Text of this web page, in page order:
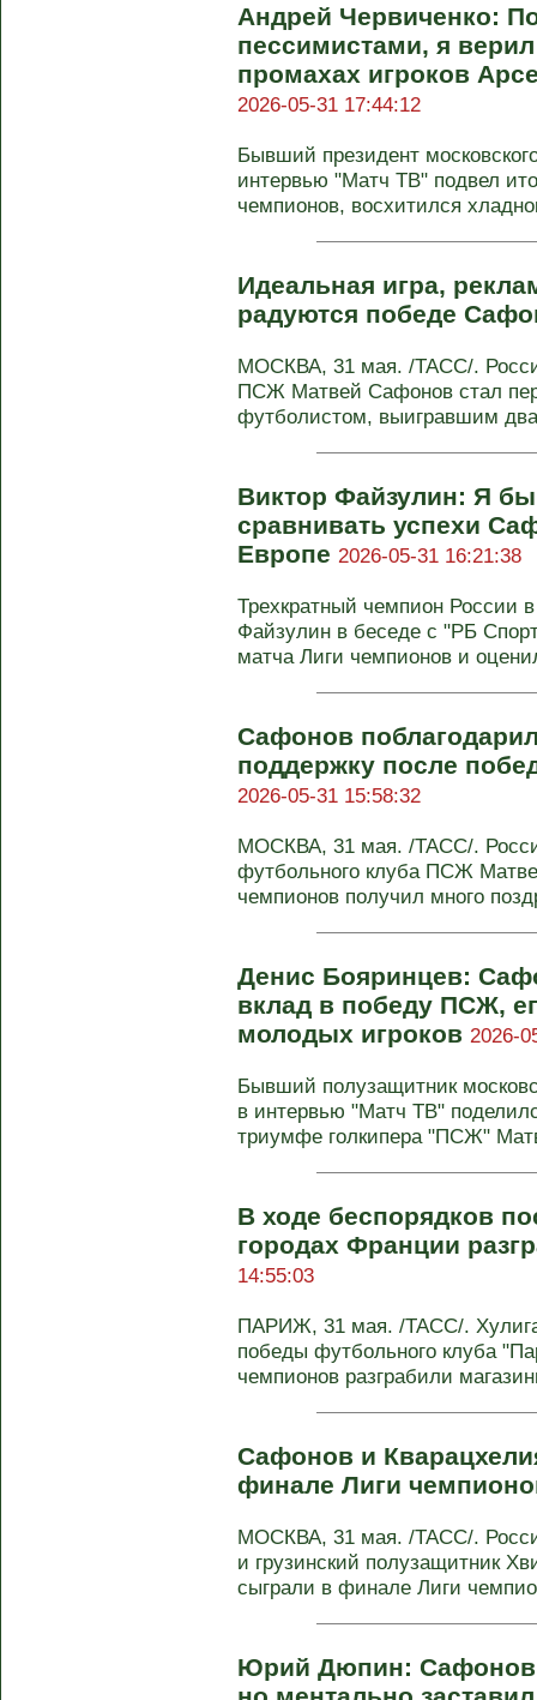
Андрей Червиченко:
пессимистами, я
промахах игроков
2026-05-31 17:44:12
Бывший президент
интервью "Матч ТВ" подвел
чемпионов, восхитился
Идеальная игра,
радуются победе
МОСКВА, 31 мая. /ТАСС/.
ПСЖ Матвей Сафонов стал
футболистом, выигравшим
Виктор Файзулин: Я бы
сравнивать успехи
Европе 2026-05-31 16:21:38
Трехкратный чемпион России
Файзулин в беседе с "РБ
матча Лиги чемпионов и
Сафонов
поддержку после
2026-05-31 15:58:32
МОСКВА, 31 мая. /ТАСС/.
футбольного клуба ПСЖ
чемпионов получил много
Денис Бояринцев:
вклад в победу ПСЖ,
молодых игроков 2026-
Бывший полузащитник
в интервью "Матч ТВ"
триумфе голкипера "ПСЖ"
В ходе беспорядков
городах Франции
14:55:03
ПАРИЖ, 31 мая. /ТАСС/.
победы футбольного клуба
чемпионов разграбили
Сафонов и
финале Лиги
МОСКВА, 31 мая. /ТАСС/.
и грузинский полузащитник
сыграли в финале Лиги
Юрий Дюпин: Сафонов